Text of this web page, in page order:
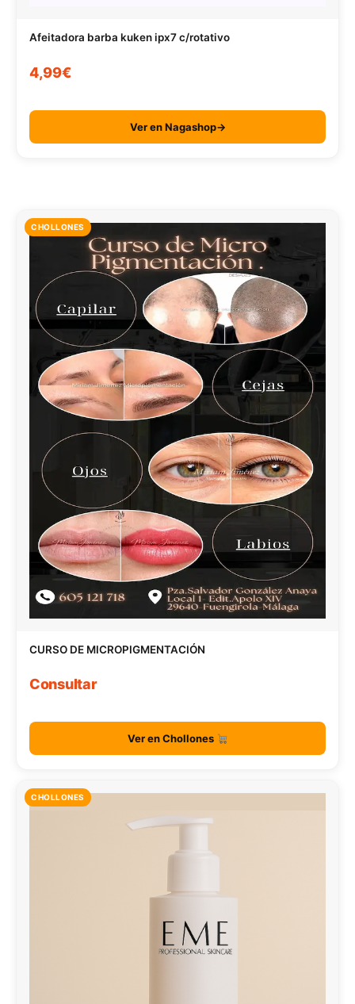
Afeitadora barba kuken ipx7 c/rotativo
4,99€
Ver en Nagashop→
CHOLLONES
CURSO DE MICROPIGMENTACIÓN
Consultar
Ver en Chollones
CHOLLONES